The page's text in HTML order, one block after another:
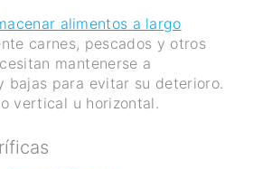
alimentos a largo
carnes, pescados y otros
mantenerse a
bajas para evitar su deterioro.
vertical u horizontal.